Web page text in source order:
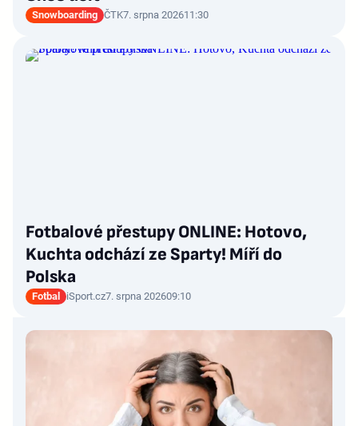
Snowboarding ČTK7. srpna 202611:30
Fotbalové přestupy ONLINE: Hotovo,
Kuchta odchází ze Sparty! Míří do
Polska
Fotbal iSport.cz7. srpna 202609:10